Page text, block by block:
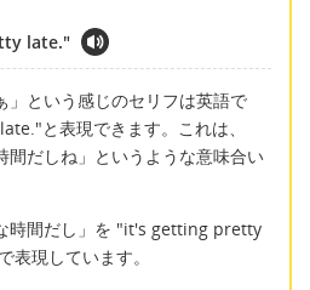
late."
」という感じのセリフは英語で
と表現できます。これは、
間だしね」というような意味合い
時間だし」を "it's getting pretty
現しています。